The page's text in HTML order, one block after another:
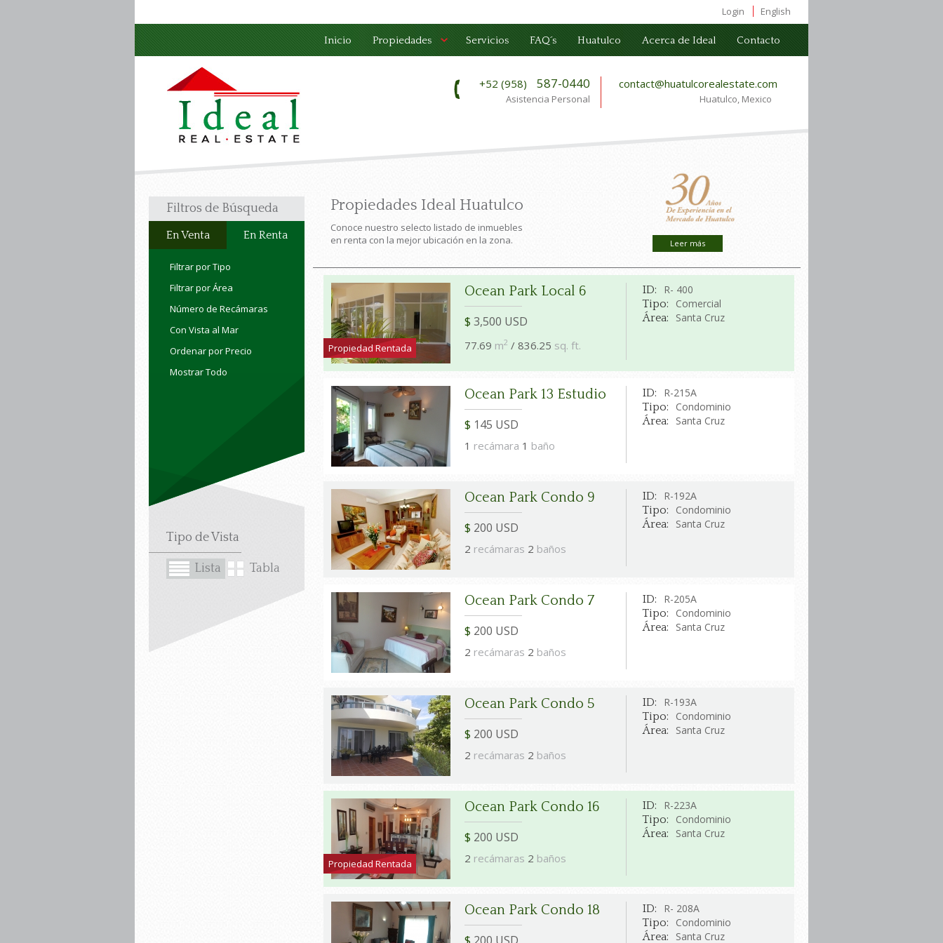
English
Login
Inicio Propiedades Servicios FAQ´s Huatulco Acerca de Ideal Contacto
contact@huatulcorealestate.com
Huatulco, Mexico
+52 (958) 587-0440
Asistencia Personal
Filtros de Búsqueda
En Venta En Renta
Filtrar por Tipo
Filtrar por Área
Número de Recámaras
Con Vista al Mar
Ordenar por Precio
Mostrar Todo
Tipo de Vista
Lista Tabla
Leer más
Propiedades Ideal Huatulco
Conoce nuestro selecto listado de inmuebles
en renta con la mejor ubicación en la zona.
Propiedad Rentada
Ocean Park Local 6
$ 3,500 USD
77.69 m2 / 836.25 sq. ft.
ID: R- 400
Tipo: Comercial
Área: Santa Cruz
Ocean Park 13 Estudio
$ 145 USD
1 recámara 1 baño
ID: R-215A
Tipo: Condominio
Área: Santa Cruz
Ocean Park Condo 9
$ 200 USD
2 recámaras 2 baños
ID: R-192A
Tipo: Condominio
Área: Santa Cruz
Ocean Park Condo 7
$ 200 USD
2 recámaras 2 baños
ID: R-205A
Tipo: Condominio
Área: Santa Cruz
Ocean Park Condo 5
$ 200 USD
2 recámaras 2 baños
ID: R-193A
Tipo: Condominio
Área: Santa Cruz
Propiedad Rentada
Ocean Park Condo 16
$ 200 USD
2 recámaras 2 baños
ID: R-223A
Tipo: Condominio
Área: Santa Cruz
Ocean Park Condo 18
ID: R- 208A
Tipo: Condominio
Área: Santa Cruz